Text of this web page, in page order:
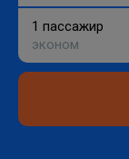
1 пассажир
эконом